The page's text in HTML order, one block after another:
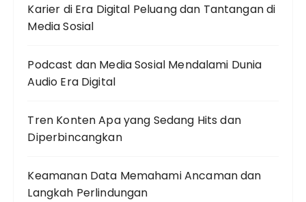
Karier di Era Digital Peluang dan Tantangan di
Media Sosial
Podcast dan Media Sosial Mendalami Dunia
Audio Era Digital
Tren Konten Apa yang Sedang Hits dan
Diperbincangkan
Keamanan Data Memahami Ancaman dan
Langkah Perlindungan